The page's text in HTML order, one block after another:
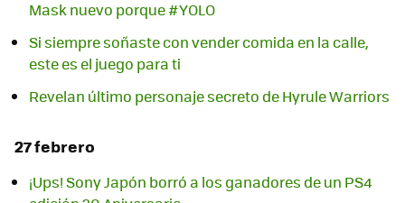
Si siempre soñaste con vender comida en la calle,
este es el juego para ti
27 febrero
¡Ups! Sony Japón borró a los ganadores de un PS4